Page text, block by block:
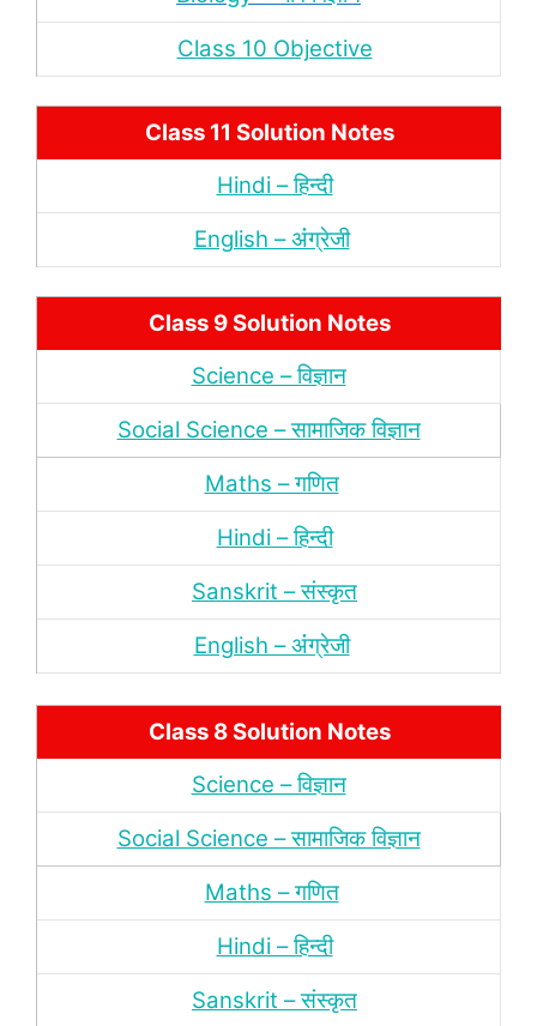
Class 10 Objective
Class 11 Solution Notes
Hindi – हिन्‍दी
English – अंंग्रेजी
Class 9 Solution Notes
Science – विज्ञान
Social Science – सामाजिक विज्ञान
Maths – गणित
Hindi – हिन्‍दी
Sanskrit – संस्‍कृत
English – अंंग्रेजी
Class 8 Solution Notes
Science – विज्ञान
Social Science – सामाजिक विज्ञान
Maths – गणित
Hindi – हिन्‍दी
Sanskrit – संस्‍कृत